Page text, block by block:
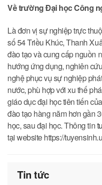
Về trường Đại học Công
Là đơn vị sự nghiệp trực
số 54 Triều Khúc, Thanh
đào tạo và cung cấp nguồn
hướng ứng dụng, nghiên
nghệ phục vụ sự nghiệp
nước, phù hợp với xu thế
giáo dục đại học tiên tiến
đào tạo hàng năm hơn gần
học, sau đại học. Thông tin
tại website https://
Tin tức